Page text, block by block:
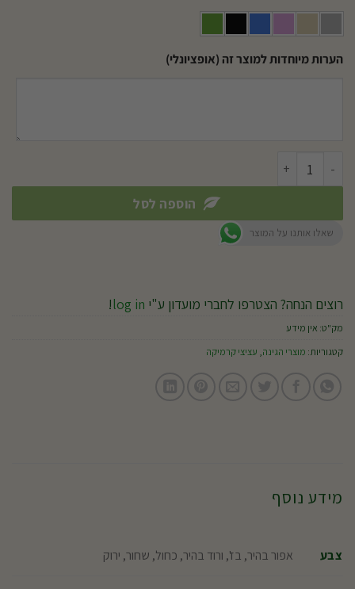
הערות מיוחדות למוצר זה (אופציונלי)
כמות של אדנית פסים
הוספה לסל
שאלו אותנו על המוצר
רוצים הנחה? הצטרפו לחברי מועדון ע"י log in
!
מק"ט: אין מידע
קטגוריות: מוצרי הגינה, עציצי קרמיקה
מידע נוסף
צבע אפור בהיר, בז', ורוד בהיר, כחול, שחור, ירוק